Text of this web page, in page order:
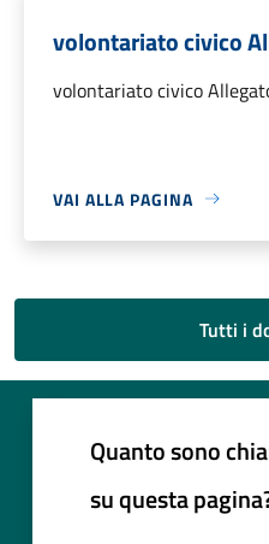
volontariato civico
volontariato civico
VAI ALLA PAGINA
Tutti i
Quanto sono
su questa